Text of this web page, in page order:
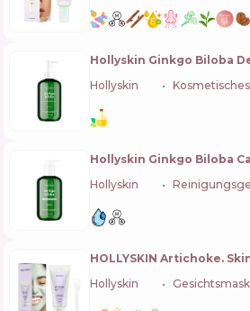
Hollyskin Ginkgo Biloba
Hollyskin
Hollyskin Ginkgo Biloba
Hollyskin
HOLLYSKIN Artichoke.
Hollyskin